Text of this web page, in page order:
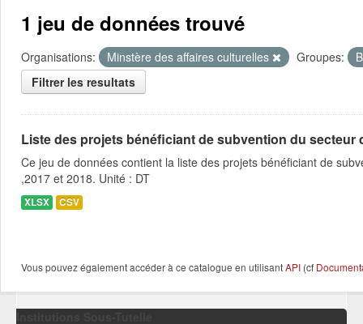
1 jeu de données trouvé
Organisations: Minstère des affaires culturelles Groupes:
Filtrer les resultats
Liste des projets bénéficiant de subvention du secteur
Ce jeu de données contient la liste des projets bénéficiant de
,2017 et 2018. Unité : DT
XLSX CSV
Vous pouvez également accéder à ce catalogue en utilisantAPI (cf